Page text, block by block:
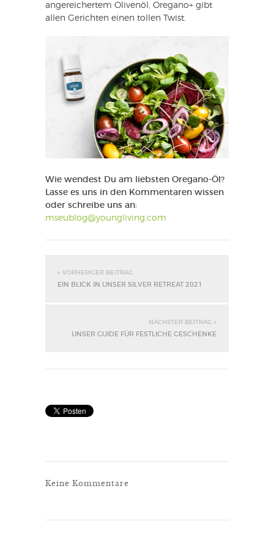
angereichertem Olivenöl, Oregano+ gibt
allen Gerichten einen tollen Twist.
Wie wendest Du am liebsten Oregano-Öl?
Lasse es uns in den Kommentaren wissen
oder schreibe uns an:
mseublog@youngliving.com
« VORHERIGER BEITRAG
EIN BLICK IN UNSER SILVER RETREAT 2021
NÄCHSTER BEITRAG »
UNSER GUIDE FÜR FESTLICHE GESCHENKE
Keine Kommentare